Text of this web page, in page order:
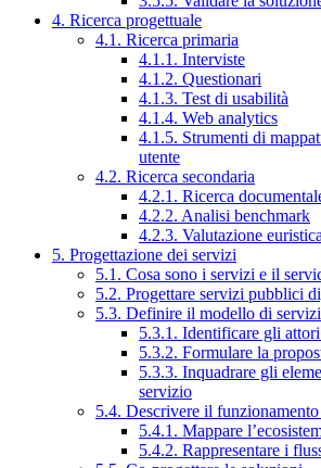
4. Ricerca progettuale
4.1. Ricerca primaria
4.1.1. Interviste
4.1.2. Questionari
4.1.3. Test di usabilità
4.1.4. Web analytics
4.1.5. Strumenti di
utente
4.2. Ricerca secondaria
4.2.1. Ricerca
4.2.2. Analisi benchmark
4.2.3. Valutazione euristica
5. Progettazione dei servizi
5.1. Cosa sono i servizi e il
5.2. Progettare servizi pubblici
5.3. Definire il modello di
5.3.1. Identificare gli
5.3.2. Formulare la
5.3.3. Inquadrare gli
servizio
5.4. Descrivere il
5.4.1. Mappare
5.4.2. Rappresentare i